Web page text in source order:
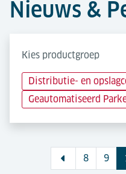
Nieuws &
Kies productgroep
Distributie- en
Geautomatiseerd
8 9